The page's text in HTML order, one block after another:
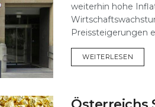
weiterhin hohe
Preissteigerungen
WEITERLESEN